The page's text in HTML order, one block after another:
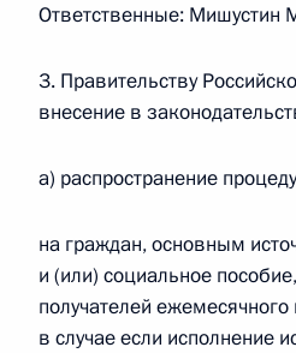
15 ноября 2022 года, 18:30
пассажирского
30 октября 2022 года, 09:00
Ответственные: Мишустин
3. Правительству
внесение в
а) распространение
на граждан, основным
и (или) социальное
получателей
в случае если исполнение